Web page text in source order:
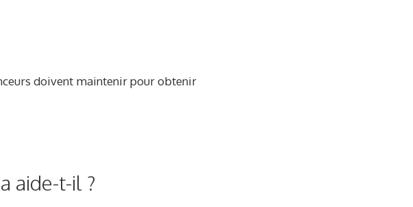
doivent maintenir pour obtenir
aide-t-il ?